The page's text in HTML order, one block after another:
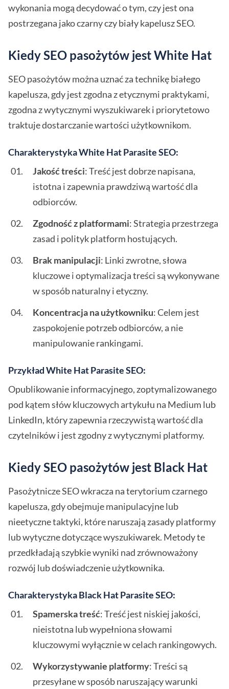
wykonania mogą decydować o tym, czy jest ona
postrzegana jako czarny czy biały kapelusz SEO.
Kiedy SEO pasożytów jest White Hat
SEO pasożytów można uznać za technikę białego
kapelusza, gdy jest zgodna z etycznymi praktykami,
zgodna z wytycznymi wyszukiwarek i priorytetowo
traktuje dostarczanie wartości użytkownikom.
Charakterystyka White Hat Parasite SEO:
Jakość treści: Treść jest dobrze napisana,
istotna i zapewnia prawdziwą wartość dla
odbiorców.
Zgodność z platformami: Strategia przestrzega
zasad i polityk platform hostujących.
Brak manipulacji: Linki zwrotne, słowa
kluczowe i optymalizacja treści są wykonywane
w sposób naturalny i etyczny.
Koncentracja na użytkowniku: Celem jest
zaspokojenie potrzeb odbiorców, a nie
manipulowanie rankingami.
Przykład White Hat Parasite SEO:
Opublikowanie informacyjnego, zoptymalizowanego
pod kątem słów kluczowych artykułu na Medium lub
LinkedIn, który zapewnia rzeczywistą wartość dla
czytelników i jest zgodny z wytycznymi platformy.
Kiedy SEO pasożytów jest Black Hat
Pasożytnicze SEO wkracza na terytorium czarnego
kapelusza, gdy obejmuje manipulacyjne lub
nieetyczne taktyki, które naruszają zasady platformy
lub wytyczne dotyczące wyszukiwarek. Metody te
przedkładają szybkie wyniki nad zrównoważony
rozwój lub doświadczenie użytkownika.
Charakterystyka Black Hat Parasite SEO:
Spamerska treść: Treść jest niskiej jakości,
nieistotna lub wypełniona słowami
kluczowymi wyłącznie w celach rankingowych.
Wykorzystywanie platformy: Treści są
przesyłane w sposób naruszający warunki